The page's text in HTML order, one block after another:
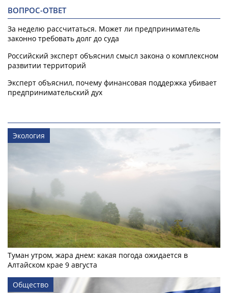
ВОПРОС-ОТВЕТ
За неделю рассчитаться. Может ли предприниматель
законно требовать долг до суда
Российский эксперт объяснил смысл закона о комплексном
развитии территорий
Эксперт объяснил, почему финансовая поддержка убивает
предпринимательский дух
Экология
Туман утром, жара днем: какая погода ожидается в
Алтайском крае 9 августа
Общество